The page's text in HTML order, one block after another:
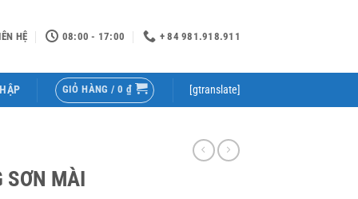
HỆ 08:00 - 17:00 + 84 981.918.911
GIỎ HÀNG / 0 ₫ [gtranslate]
SƠN MÀI